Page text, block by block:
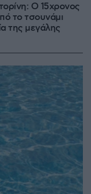
Ο 15χρονος
το τσουνάμι
της μεγάλης